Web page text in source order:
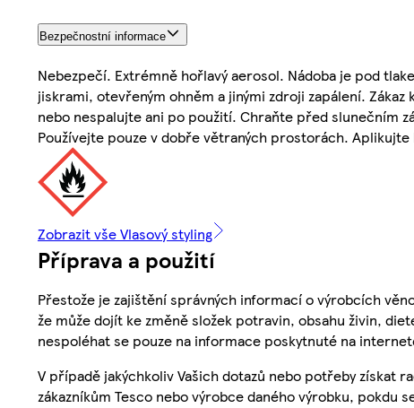
Bezpečnostní informace
Nebezpečí. Extrémně hořlavý aerosol. Nádoba je pod
jiskrami, otevřeným ohněm a jinými zdroji zapálení.
nebo nespalujte ani po použití. Chraňte před slunečním
Používejte pouze v dobře větraných prostorách.
Zobrazit vše Vlasový styling
Příprava a použití
Přestože je zajištění správných informací o výrobcích
že může dojít ke změně složek potravin, obsahu živin,
nespoléhat se pouze na informace poskytnuté na
V případě jakýchkoliv Vašich dotazů nebo potřeby získat
zákazníkům Tesco nebo výrobce daného výrobku, pokdu